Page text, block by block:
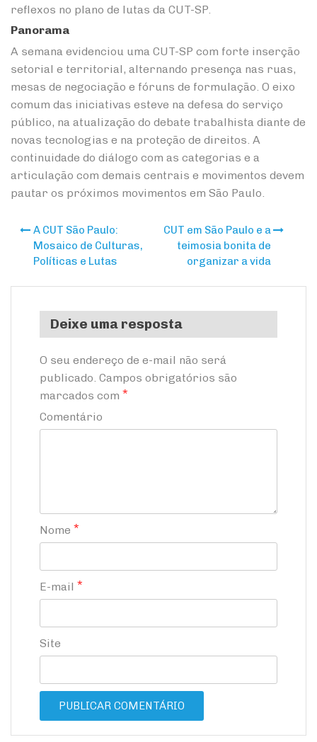
reflexos no plano de lutas da CUT-SP.
Panorama
A semana evidenciou uma CUT-SP com forte inserção
setorial e territorial, alternando presença nas ruas,
mesas de negociação e fóruns de formulação. O eixo
comum das iniciativas esteve na defesa do serviço
público, na atualização do debate trabalhista diante de
novas tecnologias e na proteção de direitos. A
continuidade do diálogo com as categorias e a
articulação com demais centrais e movimentos devem
pautar os próximos movimentos em São Paulo.
Navegação
A CUT São Paulo:
Mosaico de Culturas,
Políticas e Lutas
CUT em São Paulo e a
teimosia bonita de
organizar a vida
Deixe uma resposta
O seu endereço de e-mail não será
publicado. Campos obrigatórios são
marcados com *
Comentário
Nome *
E-mail *
Site